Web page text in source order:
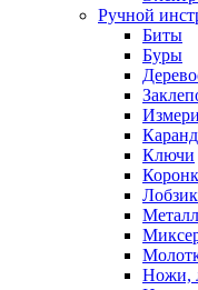
Ручной
Биты
Буры
Ключи
Ножи,